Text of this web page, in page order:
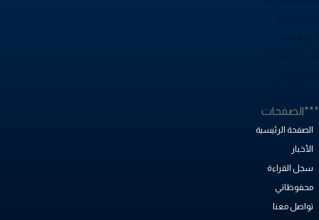
الصفحة الرئيسية
الأخبار
سجل القراءة
محفوظاتي
تواصل معنا